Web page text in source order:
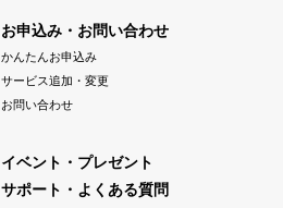
お申込み・お問い合わせ
かんたんお申込み
サービス追加・変更
お問い合わせ
イベント・プレゼント
サポート・よくある質問